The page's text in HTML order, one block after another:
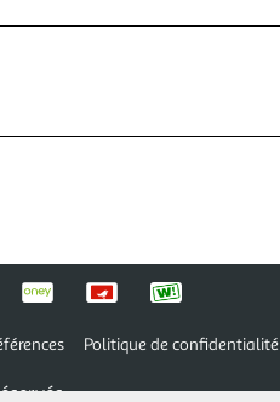
Politique de confidentialité